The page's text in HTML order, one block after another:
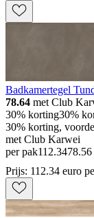
Badkamertegel
78.64 met Club
30% korting30%
30% korting,
met Club Karwei
per pak112.3478.56
Prijs: 112.34 euro